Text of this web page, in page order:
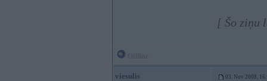
[ Šo ziņu
viesulis 03. Nov 2008,